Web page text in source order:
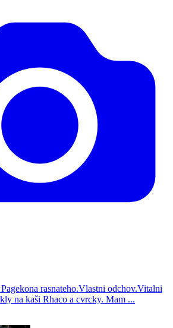
rasnateho.Vlastni odchov.Vitalni
na kaši Rhaco a cvrcky. Mam ...